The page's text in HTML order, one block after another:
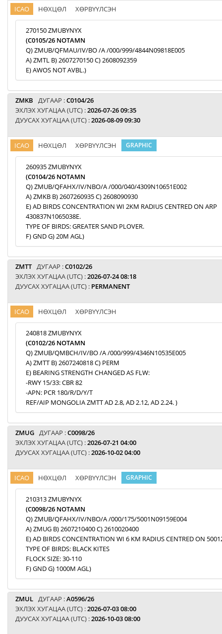
ICAO НӨХЦӨЛ ХӨРВҮҮЛСЭН
270150 ZMUBYNYX
(C0105/26 NOTAMN
Q) ZMUB/QFMAU/IV/BO /A /000/999/4844N09818E005
A) ZMTL B) 2607270150 C) 2608092359
E) AWOS NOT AVBL.)
ZMKB ДУГААР :C0104/26
ЭХЛЭХ ХУГАЦАА (UTC) :2026-07-26 09:35
ДУУСАХ ХУГАЦАА (UTC) :2026-08-09 09:30
ICAO НӨХЦӨЛ ХӨРВҮҮЛСЭН GRAPHIC
260935 ZMUBYNYX
(C0104/26 NOTAMN
Q) ZMUB/QFAHX/IV/NBO/A /000/040/4309N10651E002
A) ZMKB B) 2607260935 C) 2608090930
E) AD BIRDS CONCENTRATION WI 2KM RADIUS CENTRED ON ARP
430837N1065038E.
TYPE OF BIRDS: GREATER SAND PLOVER.
F) GND G) 20M AGL)
ZMTT ДУГААР :C0102/26
ЭХЛЭХ ХУГАЦАА (UTC) :2026-07-24 08:18
ДУУСАХ ХУГАЦАА (UTC) : PERMANENT
ICAO НӨХЦӨЛ ХӨРВҮҮЛСЭН
240818 ZMUBYNYX
(C0102/26 NOTAMN
Q) ZMUB/QMBCH/IV/BO /A /000/999/4346N10535E005
A) ZMTT B) 2607240818 C) PERM
E) BEARING STRENGTH CHANGED AS FLW:
-RWY 15/33: CBR 82
-APN: PCR 180/R/D/Y/T
REF/AIP MONGOLIA ZMTT AD 2.8, AD 2.12, AD 2.24. )
ZMUG ДУГААР :C0098/26
ЭХЛЭХ ХУГАЦАА (UTC) :2026-07-21 04:00
ДУУСАХ ХУГАЦАА (UTC) :2026-10-02 04:00
ICAO НӨХЦӨЛ ХӨРВҮҮЛСЭН GRAPHIC
210313 ZMUBYNYX
(C0098/26 NOTAMN
Q) ZMUB/QFAHX/IV/NBO/A /000/175/5001N09159E004
A) ZMUG B) 2607210400 C) 2610020400
E) AD BIRDS CONCENTRATION WI 6 KM RADIUS CENTRED ON
TYPE OF BIRDS: BLACK KITES
FLOCK SIZE: 30-110
F) GND G) 1000M AGL)
ZMUL ДУГААР :A0596/26
ЭХЛЭХ ХУГАЦАА (UTC) :2026-07-03 08:00
ДУУСАХ ХУГАЦАА (UTC) :2026-10-03 08:00